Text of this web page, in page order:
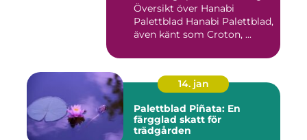
Översikt över Hanabi
Palettblad Hanabi Palettblad,
även känt som Croton, ...
14. jan
Palettblad Piñata: En
färgglad skatt för
trädgården